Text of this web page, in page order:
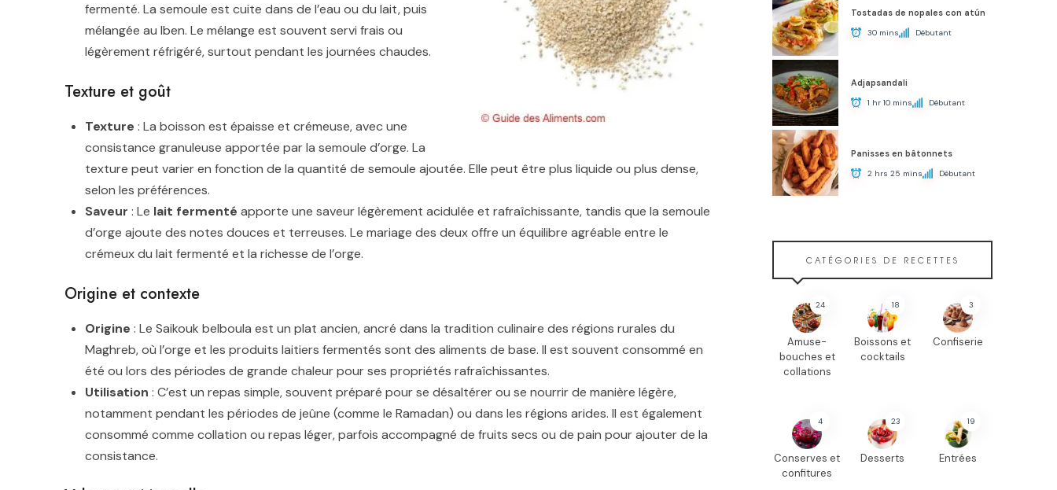
fermenté. La semoule est cuite dans de l’eau ou du lait, puis
mélangée au lben. Le mélange est souvent servi frais ou
légèrement réfrigéré, surtout pendant les journées chaudes.
Texture et goût
Texture : La boisson est épaisse et crémeuse, avec une
consistance granuleuse apportée par la semoule d’orge. La
texture peut varier en fonction de la quantité de semoule ajoutée. Elle peut être plus liquide ou plus dense,
selon les préférences.
Saveur : Le lait fermenté apporte une saveur légèrement acidulée et rafraîchissante, tandis que la semoule
d’orge ajoute des notes douces et terreuses. Le mariage des deux offre un équilibre agréable entre le
crémeux du lait fermenté et la richesse de l’orge.
Origine et contexte
Origine : Le Saikouk belboula est un plat ancien, ancré dans la tradition culinaire des régions rurales du
Maghreb, où l’orge et les produits laitiers fermentés sont des aliments de base. Il est souvent consommé en
été ou lors des périodes de grande chaleur pour ses propriétés rafraîchissantes.
Utilisation : C’est un repas simple, souvent préparé pour se désaltérer ou se nourrir de manière légère,
notamment pendant les périodes de jeûne (comme le Ramadan) ou dans les régions arides. Il est également
consommé comme collation ou repas léger, parfois accompagné de fruits secs ou de pain pour ajouter de la
consistance.
Tostadas de nopales con atún
30 mins Débutant
Adjapsandali
1 hr 10 mins Débutant
Panisses en bâtonnets
2 hrs 25 mins Débutant
CATÉGORIES DE RECETTES
24
Amuse-
bouches et
collations
18
Boissons et
cocktails
3
Confiserie
4
Conserves et
confitures
23
Desserts
19
Entrées